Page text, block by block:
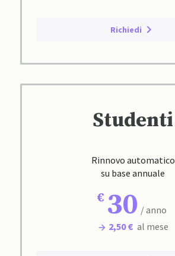
Richiedi
Studenti
Rinnovo automatico
su base annuale
30 / anno
2,50 € al mese